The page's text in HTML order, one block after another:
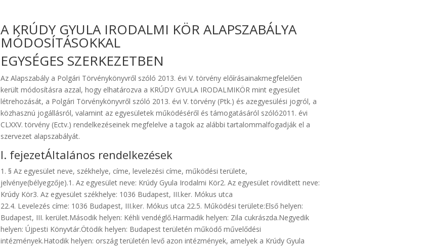
A KRÚDY GYULA IRODALMI KÖR ALAPSZABÁLYA
MÓDOSÍTÁSOKKAL
EGYSÉGES SZERKEZETBEN
Az Alapszabály a Polgári Törvénykönyvről szóló 2013. évi V. törvény előírásainakmegfelelően
került módosításra azzal, hogy elhatározva a KRÚDY GYULA IRODALMIKÖR mint egyesület
létrehozását, a Polgári Törvénykönyvről szóló 2013. évi V. törvény (Ptk.) és azegyesülési jogról, a
közhasznú jogállásról, valamint az egyesületek működéséről és támogatásáról szóló2011. évi
CLXXV. törvény (Ectv.) rendelkezéseinek megfelelve a tagok az alábbi tartalommalfogadják el a
szervezet alapszabályát.
I. fejezetÁltalános rendelkezések
1. § Az egyesület neve, székhelye, címe, levelezési címe, működési területe,
jelvénye(bélyegzője).1. Az egyesület neve: Krúdy Gyula Irodalmi Kör2. Az egyesület rövidített neve:
Krúdy Kör3. Az egyesület székhelye: 1036 Budapest, III.ker. Mókus utca
22.4. Levelezés címe: 1036 Budapest, III.ker. Mókus utca 22.5. Működési területe:Első helyen:
Budapest, III. kerület.Második helyen: Kéhli vendéglő.Harmadik helyen: Zila cukrászda.Negyedik
helyen: Újpesti Könyvtár.Ötödik helyen: Budapest területén működő művelődési
intézmények.Hatodik helyen: ország területén levő azon intézmények, amelyek a Krúdy Gyula